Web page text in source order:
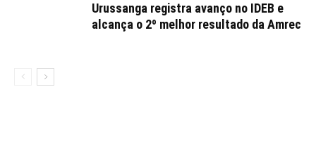
Urussanga registra avanço no IDEB e
alcança o 2º melhor resultado da Amrec